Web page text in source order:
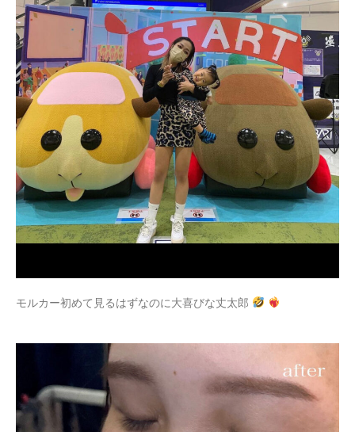
モルカー初めて見るはずなのに大喜びな丈太郎